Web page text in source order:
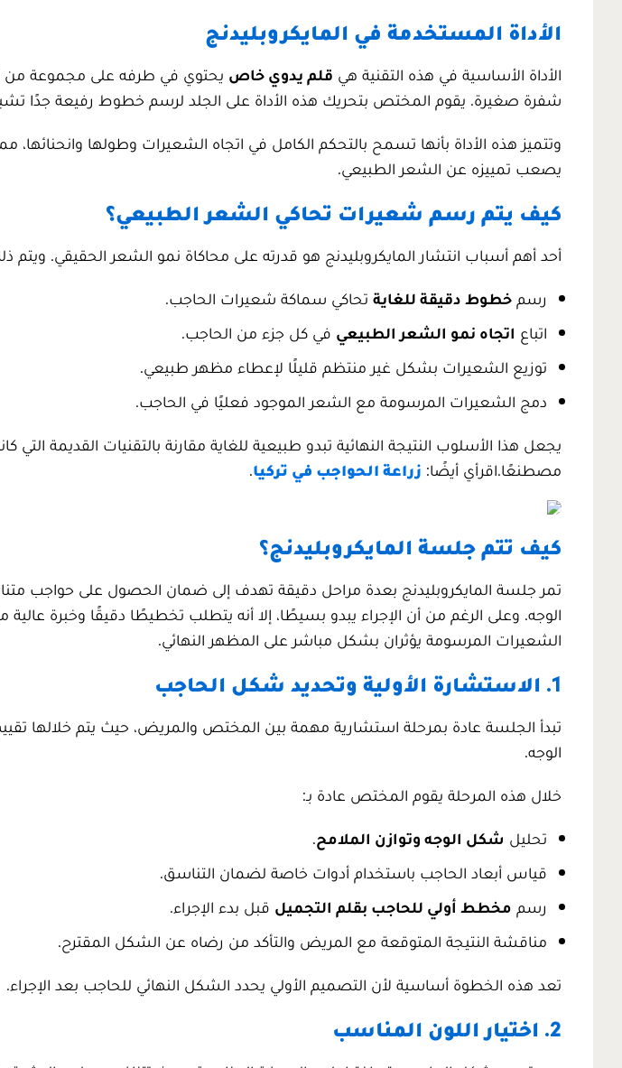
الأداة المستخدمة في المايكروبليدنج
الأداة الأساسية في هذه التقنية هي قلم يدوي خاص يحتوي في طرفه على مجموعة من
شفرة صغيرة. يقوم المختص بتحريك هذه الأداة على الجلد لرسم خطوط رفيعة جدًا
وتتميز هذه الأداة بأنها تسمح بالتحكم الكامل في اتجاه الشعيرات وطولها
يصعب تمييزه عن الشعر الطبيعي.
كيف يتم رسم شعيرات تحاكي الشعر الطبيعي؟
أحد أهم أسباب انتشار المايكروبليدنج هو قدرته على محاكاة نمو الشعر الحقيقي. ويتم
رسم خطوط دقيقة للغايةتحاكي سماكة شعيرات الحاجب.
اتباع اتجاه نمو الشعر الطبيعي في كل جزء من الحاجب.
توزيع الشعيرات بشكل غير منتظم قليلًا لإعطاء مظهر طبيعي.
دمج الشعيرات المرسومة مع الشعر الموجود فعليًا في الحاجب.
يجعل هذا الأسلوب النتيجة النهائية تبدو طبيعية للغاية مقارنة بالتقنيات القديمة
مصطنعًا.اقرأي أيضًا: زراعة الحواجب في تركيا.
كيف تتم جلسة المايكروبليدنج؟
تمر جلسة المايكروبليدنج بعدة مراحل دقيقة تهدف إلى ضمان الحصول على حواجب
الوجه. وعلى الرغم من أن الإجراء يبدو بسيطًا، إلا أنه يتطلب تخطيطًا دقيقًا وخبرة
الشعيرات المرسومة يؤثران بشكل مباشر على المظهر النهائي.
1. الاستشارة الأولية وتحديد شكل الحاجب
تبدأ الجلسة عادة بمرحلة استشارية مهمة بين المختص والمريض، حيث يتم خلالها
الوجه.
خلال هذه المرحلة يقوم المختص عادة بـ:
تحليل شكل الوجه وتوازن الملامح.
قياس أبعاد الحاجب باستخدام أدوات خاصة لضمان التناسق.
رسم مخطط أولي للحاجب بقلم التجميل قبل بدء الإجراء.
مناقشة النتيجة المتوقعة مع المريض والتأكد من رضاه عن الشكل المقترح.
تعد هذه الخطوة أساسية لأن التصميم الأولي يحدد الشكل النهائي للحاجب بعد الإجراء.
2. اختيار اللون المناسب